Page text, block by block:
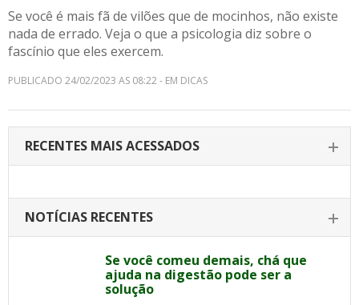
Se você é mais fã de vilões que de mocinhos, não existe
nada de errado. Veja o que a psicologia diz sobre o
fascínio que eles exercem.
PUBLICADO 24/02/2023 AS 08:22 - EM DICAS
RECENTES MAIS ACESSADOS
NOTÍCIAS RECENTES
Se você comeu demais, chá que
ajuda na digestão pode ser a
solução